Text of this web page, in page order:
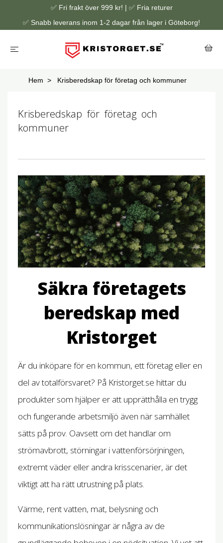
✅ Fri frakt över 999 kr! | ✅ Fria returer
✅ Snabb leverans inom 1-2 dagar från lager i Göteborg!
Hem Krisberedskap för företag och kommuner
Krisberedskap för företag och
kommuner
Säkra företagets
beredskap med
Kristorget
Är du inköpare för en kommun, ett företag eller en
del av totalförsvaret? På Kristorget.se hittar du
produkter som hjälper er att upprätthålla en trygg
och fungerande arbetsmiljö även när samhället
sätts på prov. Oavsett om det handlar om
strömavbrott, störningar i vattenförsörjningen,
extremt väder eller andra krisscenarier, är det
viktigt att ha rätt utrustning på plats.
Värme, rent vatten, mat, belysning och
kommunikationslösningar är några av de